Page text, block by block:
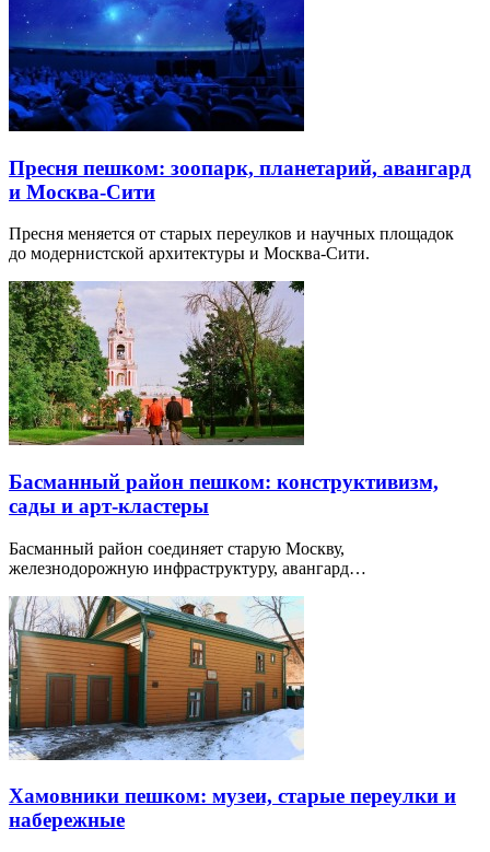
Пресня пешком: зоопарк, планетарий, авангард
и Москва-Сити
Пресня меняется от старых переулков и научных площадок
до модернистской архитектуры и Москва-Сити.
Басманный район пешком: конструктивизм,
сады и арт-кластеры
Басманный район соединяет старую Москву,
железнодорожную инфраструктуру, авангард…
Хамовники пешком: музеи, старые переулки и
набережные